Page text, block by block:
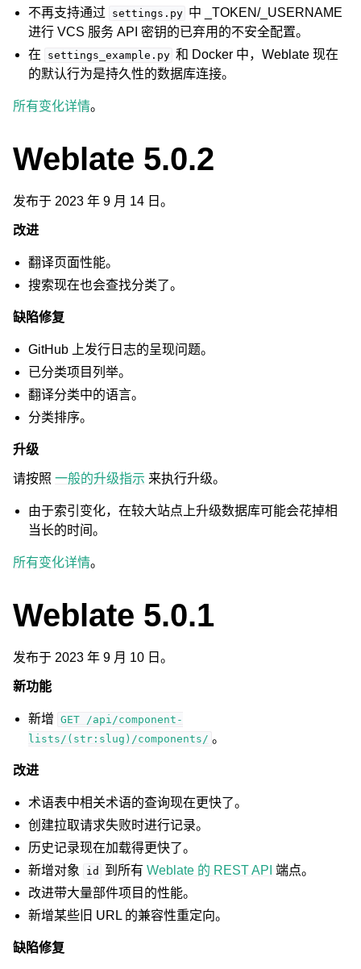
不再支持通过
settings.py 中 _TOKEN/_USERNAME
进行 VCS 服务 API 密钥的已弃用的不安全配置。
在
settings_example.py 和 Docker 中，Weblate 现在
的默认行为是持久性的数据库连接。
所有变化详情。
Weblate 5.0.2
发布于 2023 年 9 月 14 日。
改进
翻译页面性能。
搜索现在也会查找分类了。
缺陷修复
GitHub 上发行日志的呈现问题。
已分类项目列举。
翻译分类中的语言。
分类排序。
升级
请按照 一般的升级指示 来执行升级。
由于索引变化，在较大站点上升级数据库可能会花掉相
当长的时间。
所有变化详情。
Weblate 5.0.1
发布于 2023 年 9 月 10 日。
新功能
新增 GET
/api/component-
lists/(str:slug)/components/ 。
改进
术语表中相关术语的查询现在更快了。
创建拉取请求失败时进行记录。
历史记录现在加载得更快了。
新增对象
id 到所有Weblate 的 REST API 端点。
改进带大量部件项目的性能。
新增某些旧 URL 的兼容性重定向。
缺陷修复